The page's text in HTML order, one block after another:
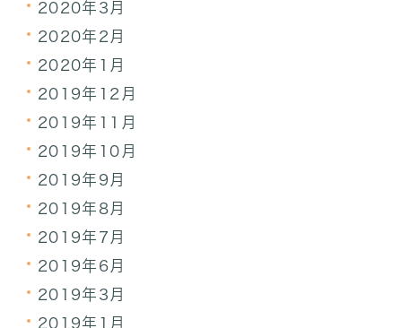
2020年3月
2020年2月
2020年1月
2019年12月
2019年11月
2019年10月
2019年9月
2019年8月
2019年7月
2019年6月
2019年3月
2019年1月